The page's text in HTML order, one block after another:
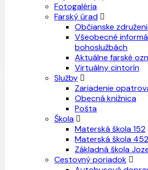
Fotogaléria
Farský úrad
Občianske
Všeobecné
bohoslužbách
Aktuálne farské
Virtuálny cintorín
Služby
Zariadenie
Obecná knižnica
Pošta
Škola
Materská škola 152
Materská škola 452
Základná škola
Cestovný poriadok